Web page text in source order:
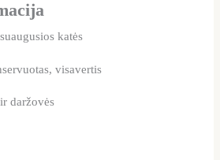
katės
visavertis
daržovės